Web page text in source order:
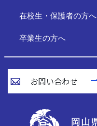
在校生・保護者の方へ
卒業生の方へ
お問い合わせ